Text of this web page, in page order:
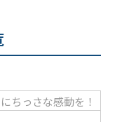
ちっさな感動を！